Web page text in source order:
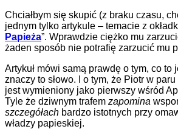
Chciałbym się skupić (z braku czasu,
jednym tylko artykule – temacie z
Papieża”. Wprawdzie ciężko mu
żaden sposób nie potrafię zarzucić mu
Artykuł mówi samą prawdę o tym, co to
znaczy to słowo. I o tym, że Piotr w
jest wymieniony jako pierwszy wśród
Tyle że dziwnym trafem zapomina
szczegółach bardzo istotnych przy
władzy papieskiej.